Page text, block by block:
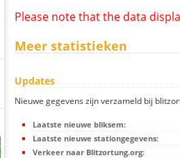
Please note that the data
Meer statistieken
Updates
Nieuwe gegevens zijn verzameld bij
Laatste nieuwe bliksem:
Laatste nieuwe stationgegevens:
Verkeer naar Blitzortung.org: